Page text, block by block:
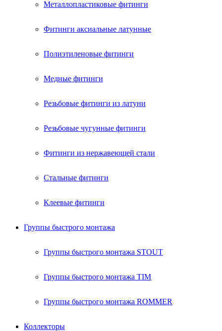
Металлопластиковые фитинги
Фитинги аксиальные латунные
Полиэтиленовые фитинги
Медные фитинги
Резьбовые фитинги из латуни
Резьбовые чугунные фитинги
Фитинги из нержавеющей стали
Стальные фитинги
Клеевые фитинги
Группы быстрого монтажа
Группы быстрого монтажа STOUT
Группы быстрого монтажа TIM
Группы быстрого монтажа ROMMER
Коллекторы